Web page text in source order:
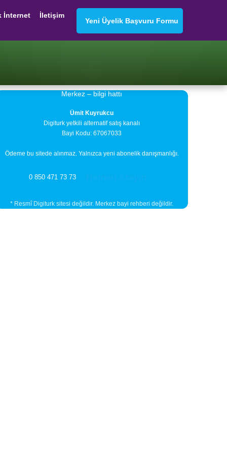
İnternet İletişim
Yeni Üyelik Başvuru Formu
Merkez – bilgi hattı
Ümit Kuyrukcu
Digiturk yetkili alternatif satış kanalı
Bayi Kodu: 67067033
Ödeme bu sitede alınmaz. Yalnızca yeni abonelik danışmanlığı.
0 850 471 73 73
* Resmî Digiturk sitesi değildir. Merkez bayi rehberi değildir.